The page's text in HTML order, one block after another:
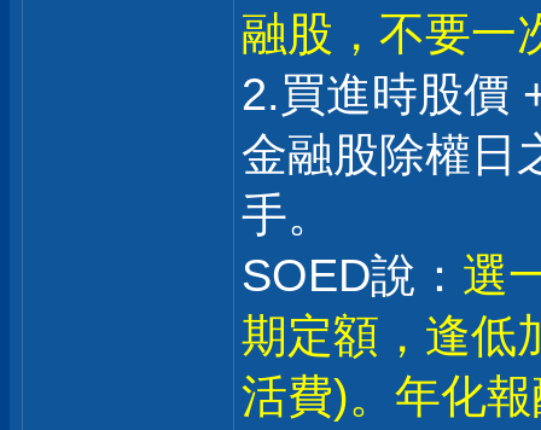
融股，不要一
2.買進時股價
金融股除權日
手。
SOED說： 選
期定額，逢低
活費)。年化